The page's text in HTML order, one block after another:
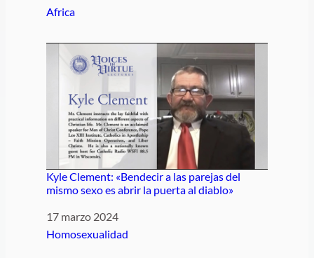
Respecto a
Africa
Kyle Clement: «Bendecir a las parejas del
mismo sexo es abrir la puerta al diablo»
Fecha
17 marzo 2024
Respecto a
Homosexualidad